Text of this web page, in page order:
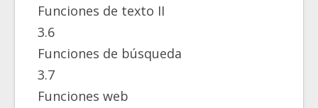
Funciones de texto II
3.6
Funciones de búsqueda
3.7
Funciones web